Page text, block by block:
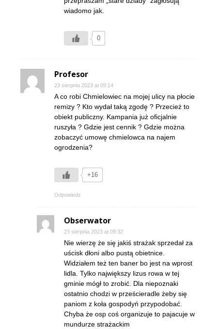
wiadomo jak.
0
Profesor
23 sierpnia 2023 at 09:24
A co robi Chmielowiec na mojej ulicy na płocie
remizy ? Kto wydał taką zgodę ? Przecież to
obiekt publiczny. Kampania już oficjalnie
ruszyła ? Gdzie jest cennik ? Gdzie można
zobaczyć umowę chmielowca na najem
ogrodzenia?
+16
Odpowiedz
Obserwator
23 sierpnia 2023 at 09:32
Nie wierzę że się jakiś strażak sprzedał za
uścisk dłoni albo pustą obietnice.
Widziałem też ten baner bo jest na wprost
lidla. Tylko największy lizus rowa w tej
gminie mógł to zrobić. Dla niepoznaki
ostatnio chodzi w prześcieradle żeby się
paniom z koła gospodyń przypodobać.
Chyba że osp coś organizuje to pajacuje w
mundurze strażackim